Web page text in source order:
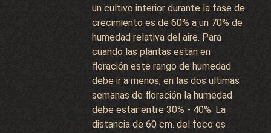
un cultivo interior durante la fase de
crecimiento es de 60% a un 70% de
humedad relativa del aire. Para
cuando las plantas están en
floración este rango de humedad
debe ir a menos, en las dos ultimas
semanas de floración la humedad
debe estar entre 30% - 40%. La
distancia de 60 cm. del foco es